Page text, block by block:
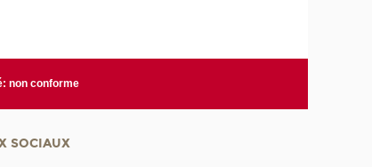
non conforme
SOCIAUX